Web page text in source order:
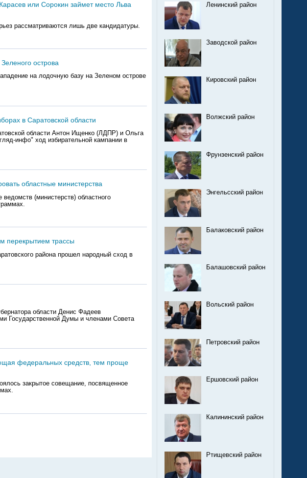
или Сорокин займет место Льва
рассматриваются лишь две кандидатуры.
острова
на лодочную базу на Зеленом острове
в Саратовской области
области Антон Ищенко (ЛДПР) и Ольга
инфо" ход избирательной кампании в
областные министерства
(министерств) областного
перекрытием трассы
района прошел народный сход в
области Денис Фадеев
Государственной Думы и членами Совета
федеральных средств, тем проще
закрытое совещание, посвященное
Ленинский район
Заводской район
Кировский район
Волжский район
Фрунзенский район
Энгельсский район
Балаковский район
Балашовский район
Вольский район
Петровский район
Ершовский район
Калининский район
Ртищевский район